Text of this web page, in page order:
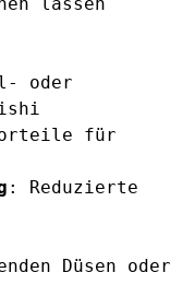
oder
für
: Reduzierte
Düsen oder